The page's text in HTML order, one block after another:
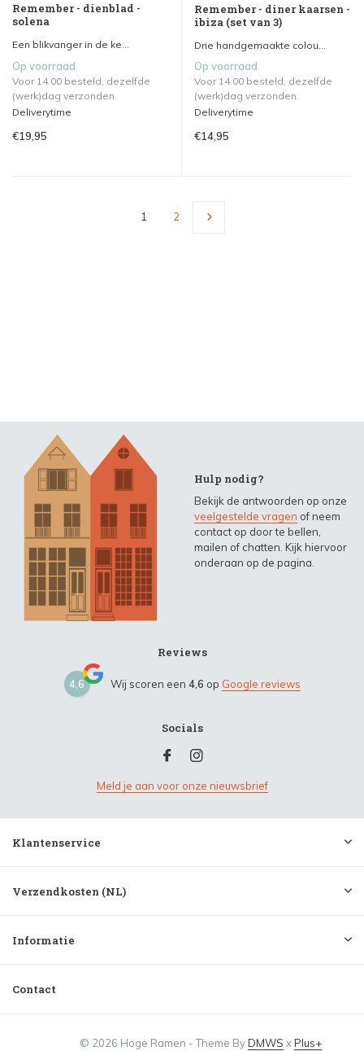
Remember - dienblad -
solena
Een blikvanger in de ke...
Op voorraad
Voor 14.00 besteld, dezelfde
(werk)dag verzonden.
Deliverytime
€19,95
Remember - diner kaarsen -
ibiza (set van 3)
Drie handgemaakte colou...
Op voorraad
Voor 14.00 besteld, dezelfde
(werk)dag verzonden.
Deliverytime
€14,95
1 2
Hulp nodig?
Bekijk de antwoorden op onze
veelgestelde vragen of neem
contact op door te bellen,
mailen of chatten. Kijk hiervoor
onderaan op de pagina.
Reviews
4,6 Wij scoren een 4,6 op Google reviews
Socials
Meld je aan voor onze nieuwsbrief
Klantenservice
Verzendkosten (NL)
Informatie
Contact
© 2026 Hoge Ramen - Theme ByDMWS xPlus+